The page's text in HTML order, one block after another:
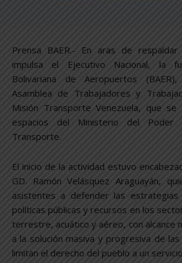
Prensa BAER.- En aras de
impulsa el Ejecutivo Nacional, la
Bolivariana de Aeropuertos
Asamblea de Trabajadores y
Misión Transporte Venezuela, que
espacios del Ministerio del Poder
Transporte.
El inicio de la actividad estuvo
GD. Ramón Velásquez Araguayán,
asistentes a defender las estrategias
políticas públicas y recursos en los
terrestre, acuático y aéreo, con alcance
a la solución masiva y progresiva de
limitan el derecho del pueblo a un